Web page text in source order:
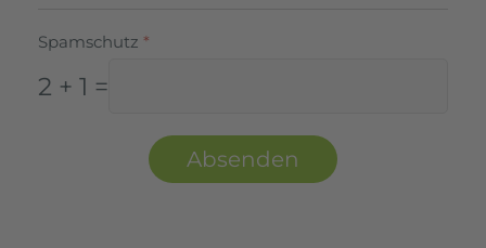
Spamschutz *
2 + 1 =
Absenden